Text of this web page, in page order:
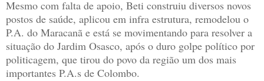
Mesmo com falta de apoio, Beti construiu diversos novos
postos de saúde, aplicou em infra estrutura, remodelou o
P.A. do Maracanã e está se movimentando para resolver a
situação do Jardim Osasco, após o duro golpe político por
politicagem, que tirou do povo da região um dos mais
importantes P.A.s de Colombo.